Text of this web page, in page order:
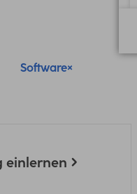
Software
einlernen